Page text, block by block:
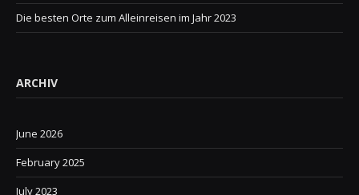
Die besten Orte zum Alleinreisen im Jahr 2023
ARCHIV
June 2026
February 2025
July 2023